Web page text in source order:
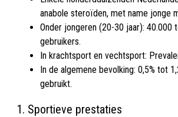
anabole steroïden, met name jonge
Onder jongeren (20-30 jaar): 40.000
gebruikers.
In krachtsport en vechtsport:
In de algemene bevolking: 0,5% tot
gebruikt.
1. Sportieve prestaties